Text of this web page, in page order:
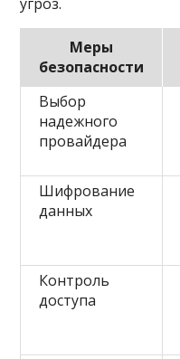
Меры
безопасности
Выбор
надежного
провайдера
Шифрование
данных
Контроль
доступа